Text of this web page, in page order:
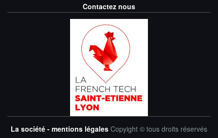
Contactez nous
La société - mentions légales Copyight © tous droits réservés